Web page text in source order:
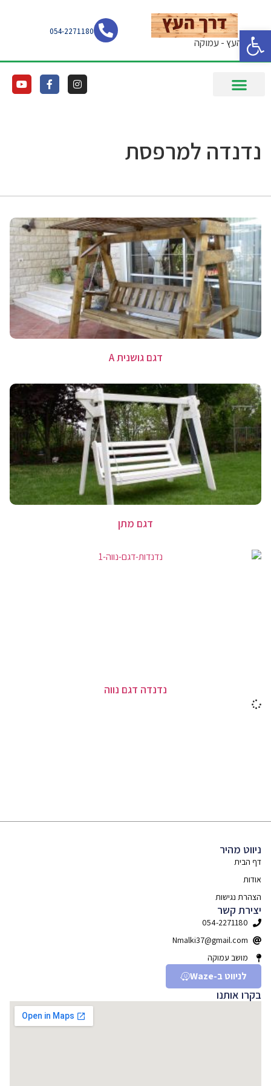
פתח סרגל נגישות
דרך העץ - עמוקה
054-2271180
נדנדה למרפסת
דגם גושנית A
דגם מתן
נדנדה דגם נווה
יצירת קשר
054-2271180
Nmalki37@gmail.com
מושב עמוקה
לניווט ב-Waze
ניווט מהיר
דף הבית
אודות
הצהרת נגישות
בקרו אותנו